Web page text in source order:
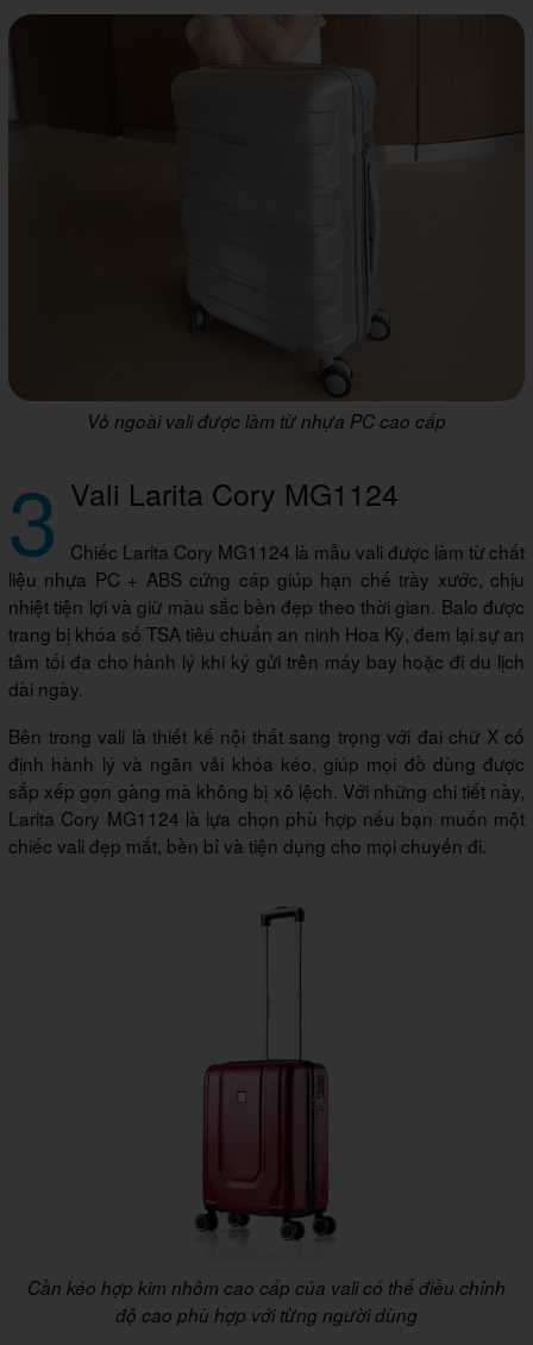
Vỏ ngoài vali được làm từ nhựa PC cao cấp
3 Vali Larita Cory MG1124
Chiếc Larita Cory MG1124 là mẫu vali được làm từ chất
liệu nhựa PC + ABS cứng cáp giúp hạn chế trầy xước, chịu
nhiệt tiện lợi và giữ màu sắc bền đẹp theo thời gian. Balo được
trang bị khóa số TSA tiêu chuẩn an ninh Hoa Kỳ, đem lại sự an
tâm tối đa cho hành lý khi ký gửi trên máy bay hoặc đi du lịch
dài ngày.
Bên trong vali là thiết kế nội thất sang trọng với đai chữ X cố
định hành lý và ngăn vải khóa kéo, giúp mọi đồ dùng được
sắp xếp gọn gàng mà không bị xô lệch. Với những chi tiết này,
Larita Cory MG1124 là lựa chọn phù hợp nếu bạn muốn một
chiếc vali đẹp mắt, bền bỉ và tiện dụng cho mọi chuyến đi.
Cần kéo hợp kim nhôm cao cấp của vali có thể điều chỉnh
độ cao phù hợp với từng người dùng